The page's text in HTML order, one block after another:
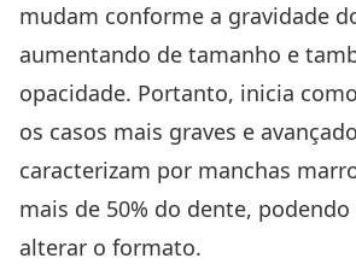
mudam conforme a gravidade
aumentando de tamanho e
opacidade. Portanto, inicia
os casos mais graves e
caracterizam por manchas
mais de 50% do dente,
alterar o formato.